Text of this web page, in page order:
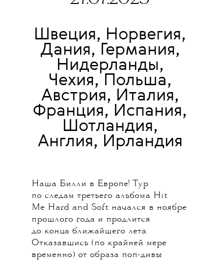
Швеция, Норвегия,
Дания, Германия,
Нидерланды,
Чехия, Польша,
Австрия, Италия,
Франция, Испания,
Шотландия,
Англия, Ирландия
Наша Билли в Европе! Тур
по следам третьего альбома Hit
Me Hard and Soft начался в ноябре
прошлого года и продлится
до конца ближайшего лета.
Отказавшись (по крайней мере
временно) от образа поп-дивы